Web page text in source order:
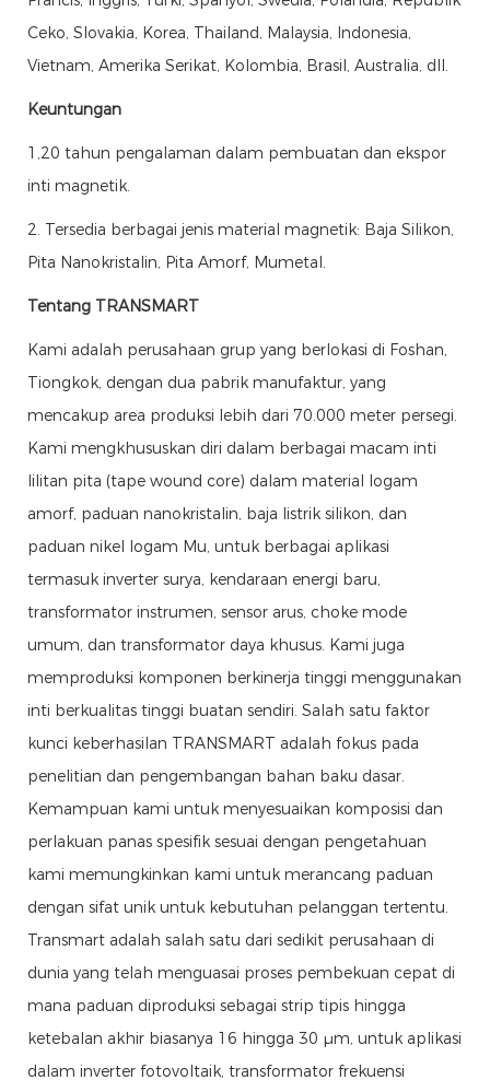
Ceko, Slovakia, Korea, Thailand, Malaysia, Indonesia,
Vietnam, Amerika Serikat, Kolombia, Brasil, Australia, dll.
Keuntungan
1,20 tahun pengalaman dalam pembuatan dan ekspor
inti magnetik.
2. Tersedia berbagai jenis material magnetik: Baja Silikon,
Pita Nanokristalin, Pita Amorf, Mumetal.
Tentang TRANSMART
Kami adalah perusahaan grup yang berlokasi di Foshan,
Tiongkok, dengan dua pabrik manufaktur, yang
mencakup area produksi lebih dari 70.000 meter persegi.
Kami mengkhususkan diri dalam berbagai macam inti
lilitan pita (tape wound core) dalam material logam
amorf, paduan nanokristalin, baja listrik silikon, dan
paduan nikel logam Mu, untuk berbagai aplikasi
termasuk inverter surya, kendaraan energi baru,
transformator instrumen, sensor arus, choke mode
umum, dan transformator daya khusus. Kami juga
memproduksi komponen berkinerja tinggi menggunakan
inti berkualitas tinggi buatan sendiri. Salah satu faktor
kunci keberhasilan TRANSMART adalah fokus pada
penelitian dan pengembangan bahan baku dasar.
Kemampuan kami untuk menyesuaikan komposisi dan
perlakuan panas spesifik sesuai dengan pengetahuan
kami memungkinkan kami untuk merancang paduan
dengan sifat unik untuk kebutuhan pelanggan tertentu.
Transmart adalah salah satu dari sedikit perusahaan di
dunia yang telah menguasai proses pembekuan cepat di
mana paduan diproduksi sebagai strip tipis hingga
ketebalan akhir biasanya 16 hingga 30 μm, untuk aplikasi
dalam inverter fotovoltaik, transformator frekuensi